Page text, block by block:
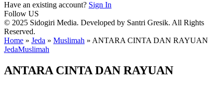
Have an existing account? Sign In
Follow US
© 2025 Sidogiri Media. Developed by Santri Gresik. All Rights
Reserved.
Home » Jeda » Muslimah » ANTARA CINTA DAN RAYUAN
JedaMuslimah
ANTARA CINTA DAN RAYUAN